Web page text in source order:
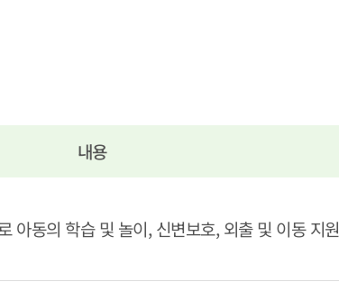
내용
아동의 학습 및 놀이, 신변보호, 외출 및 이동 지원